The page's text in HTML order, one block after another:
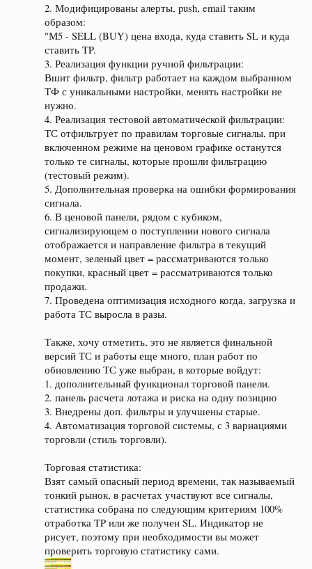
2. Модифицированы алерты, push, email таким
образом:
"М5 - SELL (BUY) цена входа, куда ставить SL и куда
ставить TP.
3. Реализация функции ручной фильтрации:
Вшит фильтр, фильтр работает на каждом выбранном
ТФ с уникальными настройки, менять настройки не
нужно.
4. Реализация тестовой автоматической фильтрации:
ТС отфильтрует по правилам торговые сигналы, при
включенном режиме на ценовом графике останутся
только те сигналы, которые прошли фильтрацию
(тестовый режим).
5. Дополнительная проверка на ошибки формирования
сигнала.
6. В ценовой панели, рядом с кубиком,
сигнализирующем о поступлении нового сигнала
отображается и направление фильтра в текущий
момент, зеленый цвет = рассматриваются только
покупки, красный цвет = рассматриваются только
продажи.
7. Проведена оптимизация исходного когда, загрузка и
работа ТС выросла в разы.
Также, хочу отметить, это не является финальной
версий ТС и работы еще много, план работ по
обновлению ТС уже выбран, в которые войдут:
1. дополнительный функционал торговой панели.
2. панель расчета лотажа и риска на одну позицию
3. Внедрены доп. фильтры и улучшены старые.
4. Автоматизация торговой системы, с 3 вариациями
торговли (стиль торговли).
Торговая статистика:
Взят самый опасный период времени, так называемый
тонкий рынок, в расчетах участвуют все сигналы,
статистика собрана по следующим критериям 100%
отработка TP или же получен SL. Индикатор не
рисует, поэтому при необходимости вы может
проверить торговую статистику сами.